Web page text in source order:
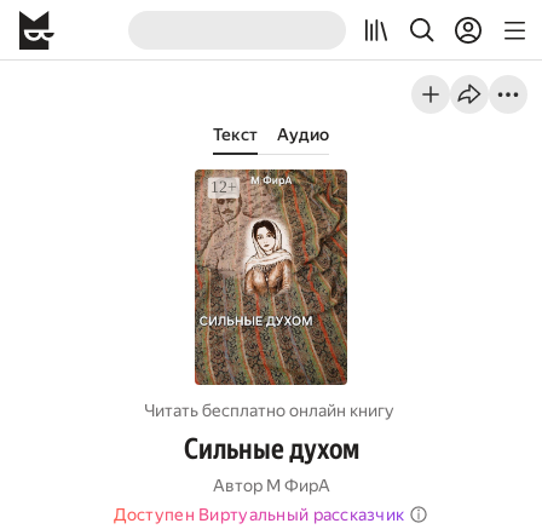
Текст Аудио
Читать бесплатно онлайн книгу
Сильные духом
Автор М ФирА
Доступен Виртуальный рассказчик